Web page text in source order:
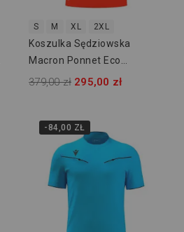
S M XL 2XL
Koszulka Sędziowska
Macron Ponnet Eco
800000144100
379,00 zł 295,00 zł
-84,00 ZŁ